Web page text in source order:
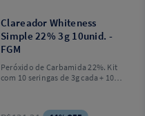
Clareador Whiteness
Simple 22% 3g 10unid. -
FGM
Peróxido de Carbamida 22%. Kit
com 10 seringas de 3g cada + 10